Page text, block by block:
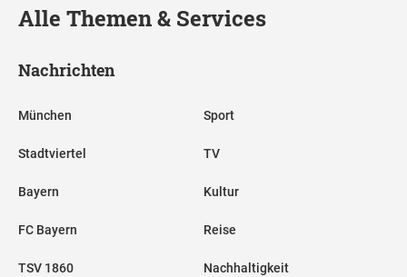
Alle Themen & Services
Nachrichten
München
Stadtviertel
Bayern
FC Bayern
TSV 1860
Sport
TV
Kultur
Reise
Nachhaltigkeit